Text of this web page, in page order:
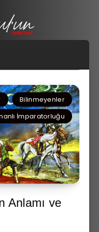
Bilinmeyenler
İmparatorluğu
Anlamı ve